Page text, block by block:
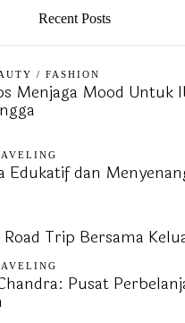
Recent Posts
/ FASHION
Menjaga Mood Untuk
Edukatif dan
Trip Bersama
Pusat